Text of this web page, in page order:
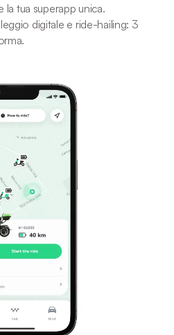
la tua superapp unica.
digitale e ride-hailing: 3